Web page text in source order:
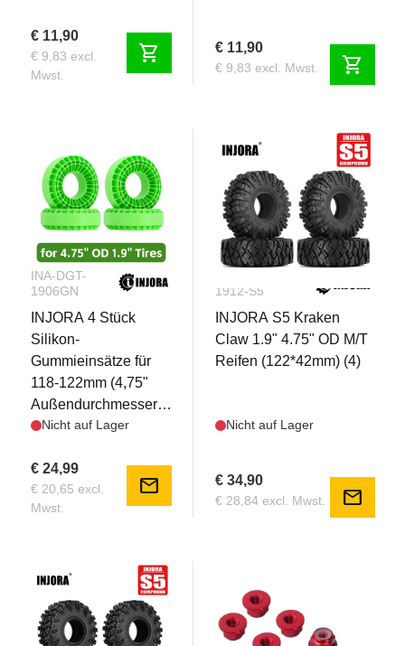
€ 11,90
€ 9,83 excl.
Mwst.
shopping_cart € 11,90
€ 9,83 excl. Mwst. shopping_cart
INA-DGT-
1906GN
INJORA 4 Stück
Silikon-
Gummieinsätze für
118-122mm (4,75"
Außendurchmesser)
1.9" Reifen
Nicht auf Lager
€ 24,99
€ 20,65 excl.
Mwst.
mail
1912-S5
INJORA S5 Kraken
Claw 1.9" 4.75" OD M/T
Reifen (122*42mm) (4)
Nicht auf Lager
€ 34,90
€ 28,84 excl. Mwst. mail